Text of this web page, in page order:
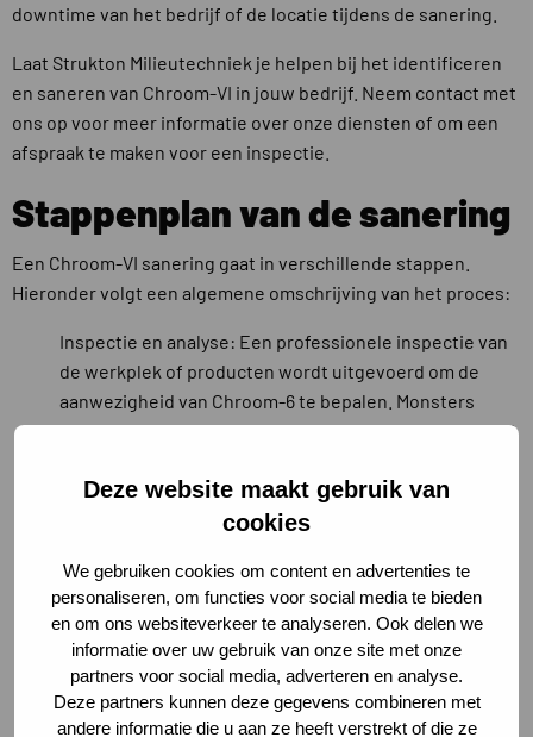
Deze website maakt gebruik van
cookies
We gebruiken cookies om content en advertenties te
personaliseren, om functies voor social media te bieden
en om ons websiteverkeer te analyseren. Ook delen we
informatie over uw gebruik van onze site met onze
partners voor social media, adverteren en analyse.
Deze partners kunnen deze gegevens combineren met
andere informatie die u aan ze heeft verstrekt of die ze
downtime van het bedrijf of de locatie tijdens de sanering.
Laat Strukton Milieutechniek je helpen bij het identificeren
en saneren van Chroom-VI in jouw bedrijf. Neem contact met
ons op voor meer informatie over onze diensten of om een
afspraak te maken voor een inspectie.
Stappenplan van de sanering
Een Chroom-VI sanering gaat in verschillende stappen.
Hieronder volgt een algemene omschrijving van het proces:
Inspectie en analyse: Een professionele inspectie van
de werkplek of producten wordt uitgevoerd om de
aanwezigheid van Chroom-6 te bepalen. Monsters
worden genomen en in een laboratorium geanalyseerd
Adviesplan: Op basis van de resultaten van de
inspectie en analyse, wordt een gedetailleerd
de wet- en regelgeving, de veiligheid van de
werknemers en omgeving en de effectiviteit van de
sanering.
Voorbereiding: Voor de uitvoering van de sanering
worden de noodzakelijke voorbereidingen getroffen,
zoals het afsluiten van de werkplek, het instellen van